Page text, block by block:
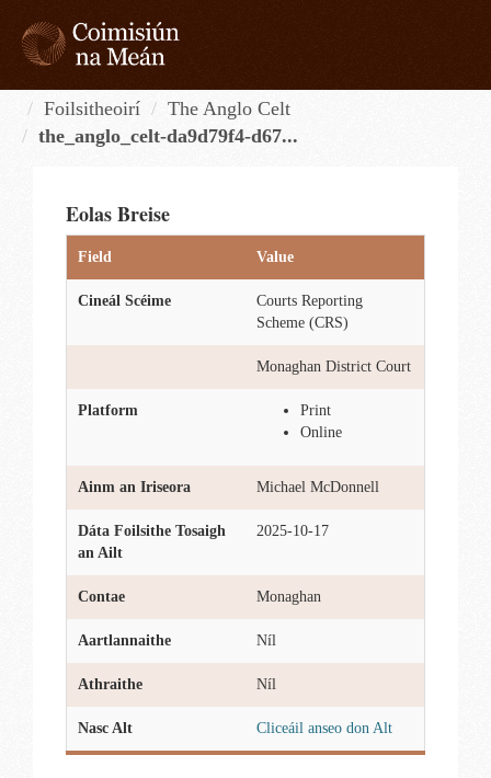
content
Foilsitheoirí
The Anglo Celt
the_anglo_celt-da9d79f4-d67...
Eolas Breise
Field Value
Cineál Scéime
Courts Reporting
Scheme (CRS)
Monaghan District Court
Platform
Print
Online
Ainm an Iriseora Michael McDonnell
Dáta Foilsithe Tosaigh
an Ailt
2025-10-17
Contae Monaghan
Aartlannaithe Níl
Athraithe Níl
Nasc Alt Cliceáil anseo don Alt